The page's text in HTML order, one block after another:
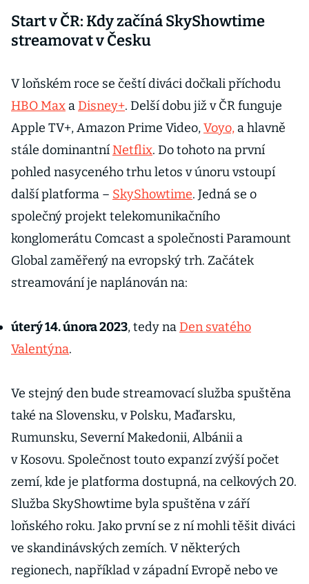
Start v ČR: Kdy začíná SkyShowtime
streamovat v Česku
V loňském roce se čeští diváci dočkali příchodu
HBO Max a Disney+. Delší dobu již v ČR funguje
Apple TV+, Amazon Prime Video,Voyo, a hlavně
stále dominantní Netflix. Do tohoto na první
pohled nasyceného trhu letos v únoru vstoupí
další platforma – SkyShowtime. Jedná se o
společný projekt telekomunikačního
konglomerátu Comcast a společnosti Paramount
Global zaměřený na evropský trh. Začátek
streamování je naplánován na:
úterý 14. února 2023, tedy na Den svatého
Valentýna.
Ve stejný den bude streamovací služba spuštěna
také na Slovensku, v Polsku, Maďarsku,
Rumunsku, Severní Makedonii, Albánii a
v Kosovu. Společnost touto expanzí zvýší počet
zemí, kde je platforma dostupná, na celkových 20.
Služba SkyShowtime byla spuštěna v září
loňského roku. Jako první se z ní mohli těšit diváci
ve skandinávských zemích. V některých
regionech, například v západní Evropě nebo ve